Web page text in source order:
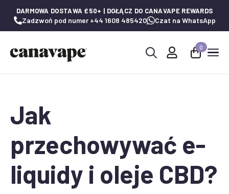
DARMOWA DOSTAWA £50+ | DOŁĄCZ DO CANAVAPE REWARDS
Zadzwoń pod numer +44 1608 485420 Czat na WhatsApp
0
Jak
przechowywać e-
liquidy i oleje CBD?